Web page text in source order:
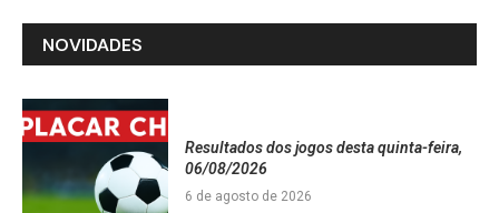
NOVIDADES
Resultados dos jogos desta quinta-feira,
06/08/2026
6 de agosto de 2026